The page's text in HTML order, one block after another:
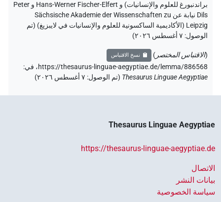
براندنبورغ للعلوم والإنسانيات) و Hans-Werner Fischer-Elfert و Peter
Dils نيابة عن Sächsische Akademie der Wissenschaften zu
Leipzig (الأكاديمية الساكسونية للعلوم والإنسانيات في لايبزيغ) (تم
الوصول: ٧ أغسطس ٢٠٢٦ )
(الاقتباس المختصر ) نسخ الاقتباس
https://thesaurus-linguae-aegyptiae.de/lemma/886568، في:
Thesaurus Linguae Aegyptiae
(تم الوصول: ٧ أغسطس ٢٠٢٦ )
Thesaurus Linguae Aegyptiae
https://thesaurus-linguae-aegyptiae.de
الاتصال
بيانات النشر
سياسة الخصوصية